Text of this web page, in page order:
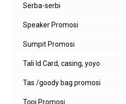
Serba-serbi
Speaker Promosi
Sumpit Promosi
Tali Id Card, casing, yoyo
Tas /goody bag promosi
Topi Promosi